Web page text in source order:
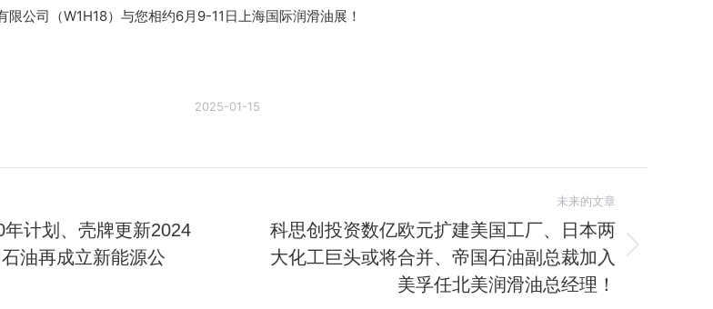
公司（W1H18）与您相约6月9-11日上海国际润滑油展！
2025-01-15
计划、壳牌更新2024
油再成立新能源公
未来的文章
科思创投资数亿欧元扩建美国工厂、日本两
大化工巨头或将合并、帝国石油副总裁加入
美孚任北美润滑油总经理！